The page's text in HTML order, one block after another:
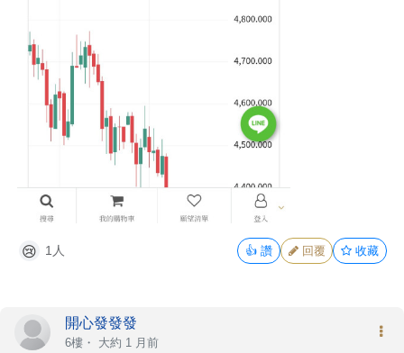
😢 1人 👍 讚 回覆 收藏
開心發發發
6樓・ 大約 1 月前